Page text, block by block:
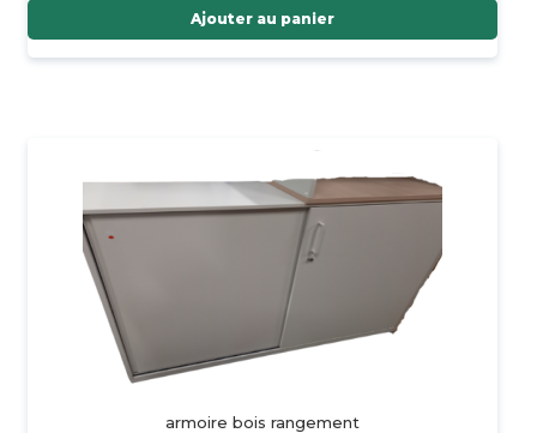
Ajouter au panier
armoire bois rangement